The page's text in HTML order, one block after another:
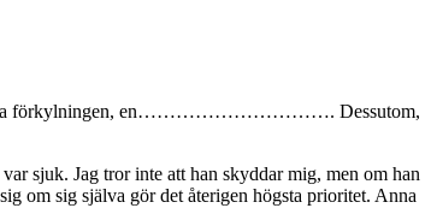
nämnda förkylningen, en…………………………. Dessutom,
sjuk. Jag tror inte att han skyddar mig, men om han
om sig själva gör det återigen högsta prioritet. Anna